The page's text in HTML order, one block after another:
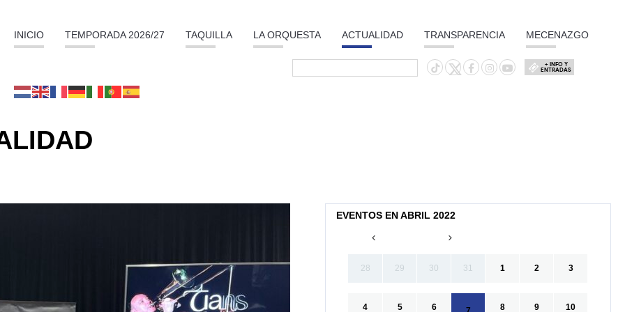
INICIO TEMPORADA 2026/27 TAQUILLA LA ORQUESTA ACTUALIDAD TRANSPARENCIA MECENAZGO
+ INFO Y
ENTRADAS
EVENTOS EN ABRIL 2022
28 29 30 31 1 2 3
4 5 6 8 9 10